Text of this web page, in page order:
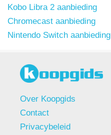
Kobo Libra 2 aanbieding
Chromecast aanbieding
Nintendo Switch aanbieding
Over Koopgids
Contact
Privacybeleid